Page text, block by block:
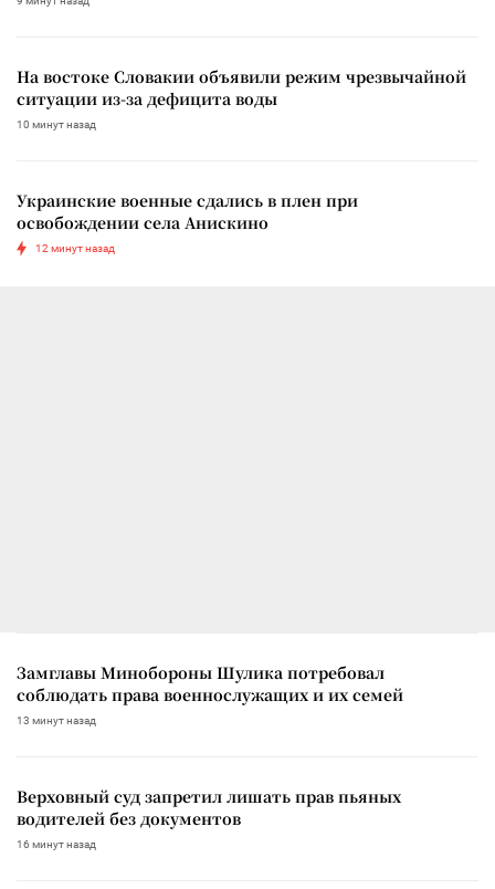
На востоке Словакии объявили режим чрезвычайной
ситуации из-за дефицита воды
10 минут назад
Украинские военные сдались в плен при
освобождении села Анискино
12 минут назад
Замглавы Минобороны Шулика потребовал
соблюдать права военнослужащих и их семей
13 минут назад
Верховный суд запретил лишать прав пьяных
водителей без документов
16 минут назад